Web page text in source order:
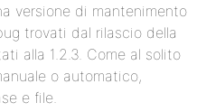
versione di mantenimento
trovati dal rilascio della
alla 1.2.3. Come al solito
o automatico,
e file.